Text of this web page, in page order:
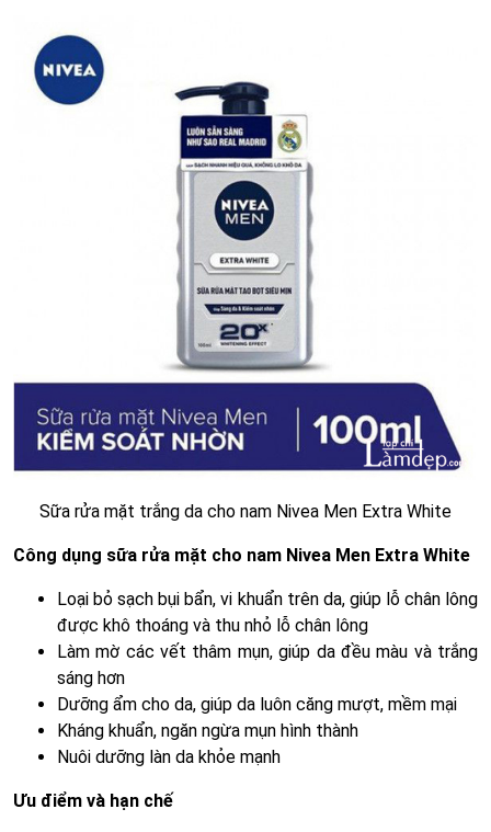
Sữa rửa mặt trắng da cho nam Nivea Men Extra White
Công dụng sữa rửa mặt cho nam Nivea Men Extra White
Loại bỏ sạch bụi bẩn, vi khuẩn trên da, giúp lỗ chân lông
được khô thoáng và thu nhỏ lỗ chân lông
Làm mờ các vết thâm mụn, giúp da đều màu và trắng
sáng hơn
Dưỡng ẩm cho da, giúp da luôn căng mượt, mềm mại
Kháng khuẩn, ngăn ngừa mụn hình thành
Nuôi dưỡng làn da khỏe mạnh
Ưu điểm và hạn chế